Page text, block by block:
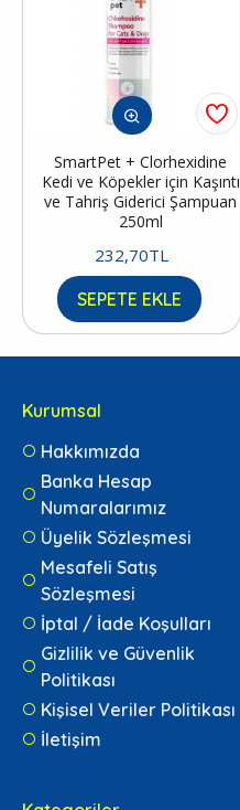
SmartPet + Clorhexidine
Kedi ve Köpekler için Kaşıntı
ve Tahriş Giderici Şampuan
250ml
232,70TL
SEPETE EKLE
Kurumsal
Hakkımızda
Banka Hesap
Numaralarımız
Üyelik Sözleşmesi
Mesafeli Satış
Sözleşmesi
İptal / İade Koşulları
Gizlilik ve Güvenlik
Politikası
Kişisel Veriler Politikası
İletişim